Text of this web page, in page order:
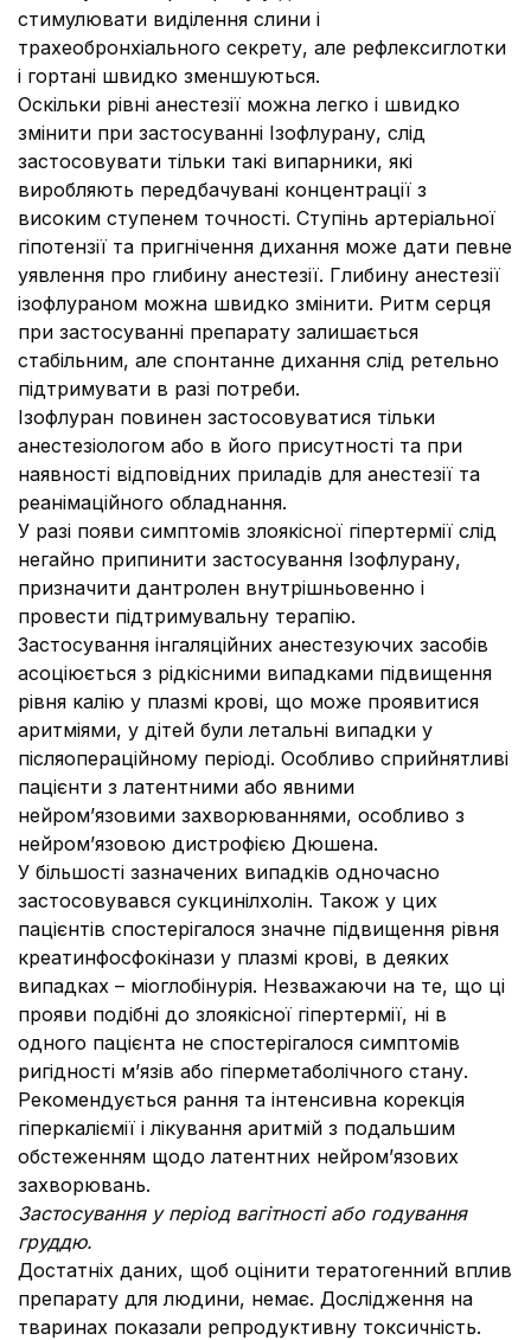
стимулювати виділення слини і
трахеобронхіального секрету, але рефлексиглотки
і гортані швидко зменшуються.
Оскільки рівні анестезії можна легко і швидко
змінити при застосуванні Ізофлурану, слід
застосовувати тільки такі випарники, які
виробляють передбачувані концентрації з
високим ступенем точності. Ступінь артеріальної
гіпотензії та пригнічення дихання може дати певне
уявлення про глибину анестезії. Глибину анестезії
ізофлураном можна швидко змінити. Ритм серця
при застосуванні препарату залишається
стабільним, але спонтанне дихання слід ретельно
підтримувати в разі потреби.
Ізофлуран повинен застосовуватися тільки
анестезіологом або в його присутності та при
наявності відповідних приладів для анестезії та
реанімаційного обладнання.
У разі появи симптомів злоякісної гіпертермії слід
негайно припинити застосування Ізофлурану,
призначити дантролен внутрішньовенно і
провести підтримувальну терапію.
Застосування інгаляційних анестезуючих засобів
асоціюється з рідкісними випадками підвищення
рівня калію у плазмі крові, що може проявитися
аритміями, у дітей були летальні випадки у
післяопераційному періоді. Особливо сприйнятливі
пацієнти з латентними або явними
нейром’язовими захворюваннями, особливо з
нейром’язовою дистрофією Дюшена.
У більшості зазначених випадків одночасно
застосовувався сукцинілхолін. Також у цих
пацієнтів спостерігалося значне підвищення рівня
креатинфосфокінази у плазмі крові, в деяких
випадках – міоглобінурія. Незважаючи на те, що ці
прояви подібні до злоякісної гіпертермії, ні в
одного пацієнта не спостерігалося симптомів
ригідності м’язів або гіперметаболічного стану.
Рекомендується рання та інтенсивна корекція
гіперкаліємії і лікування аритмій з подальшим
обстеженням щодо латентних нейром’язових
захворювань.
Застосування у період вагітності або годування
груддю.
Достатніх даних, щоб оцінити тератогенний вплив
препарату для людини, немає. Дослідження на
тваринах показали репродуктивну токсичність.